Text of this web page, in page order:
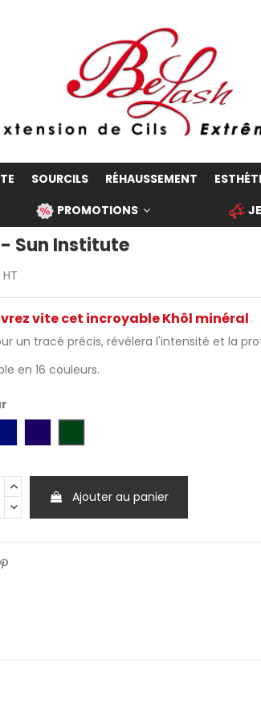
SOURCILS RÉHAUSSEMENT
PROMOTIONS
Sun Institute
HT
vite cet incroyable Khôl minéral
un tracé précis, révélera l'intensité et la
en 16 couleurs.
Ajouter au panier